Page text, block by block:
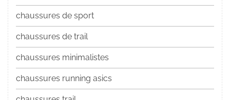
chaussures de sport
chaussures de trail
chaussures minimalistes
chaussures running asics